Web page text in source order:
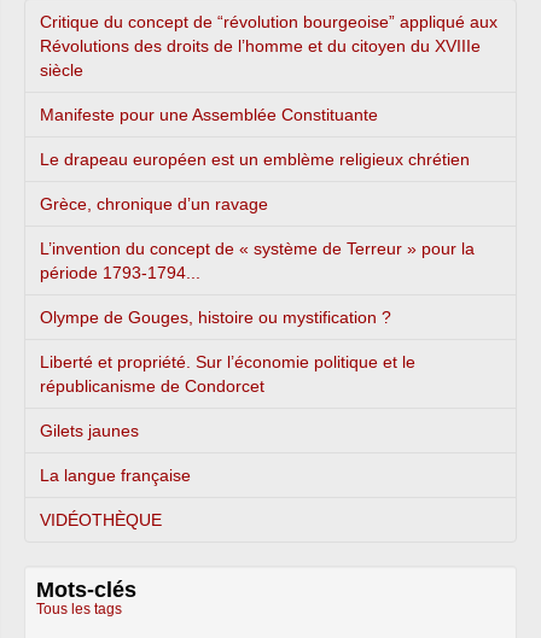
Critique du concept de “révolution bourgeoise” appliqué aux
Révolutions des droits de l’homme et du citoyen du XVIIIe
siècle
Manifeste pour une Assemblée Constituante
Le drapeau européen est un emblème religieux chrétien
Grèce, chronique d’un ravage
L’invention du concept de « système de Terreur » pour la
période 1793-1794...
Olympe de Gouges, histoire ou mystification ?
Liberté et propriété. Sur l’économie politique et le
républicanisme de Condorcet
Gilets jaunes
La langue française
VIDÉOTHÈQUE
Mots-clés
Tous les tags